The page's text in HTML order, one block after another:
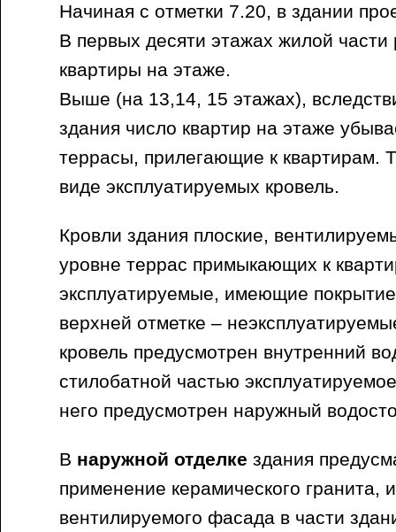
Начиная с отметки 7.20, в здании
В первых десяти этажах жилой
квартиры на этаже.
Выше (на 13,14, 15 этажах),
здания число квартир на этаже
террасы, прилегающие к квартирам.
виде эксплуатируемых кровель.
Кровли здания плоские,
уровне террас примыкающих к
эксплуатируемые, имеющие
верхней отметке –
кровель предусмотрен внутренний
стилобатной частью
него предусмотрен наружный
В наружной отделке здания
применение керамического гранита,
вентилируемого фасада в части